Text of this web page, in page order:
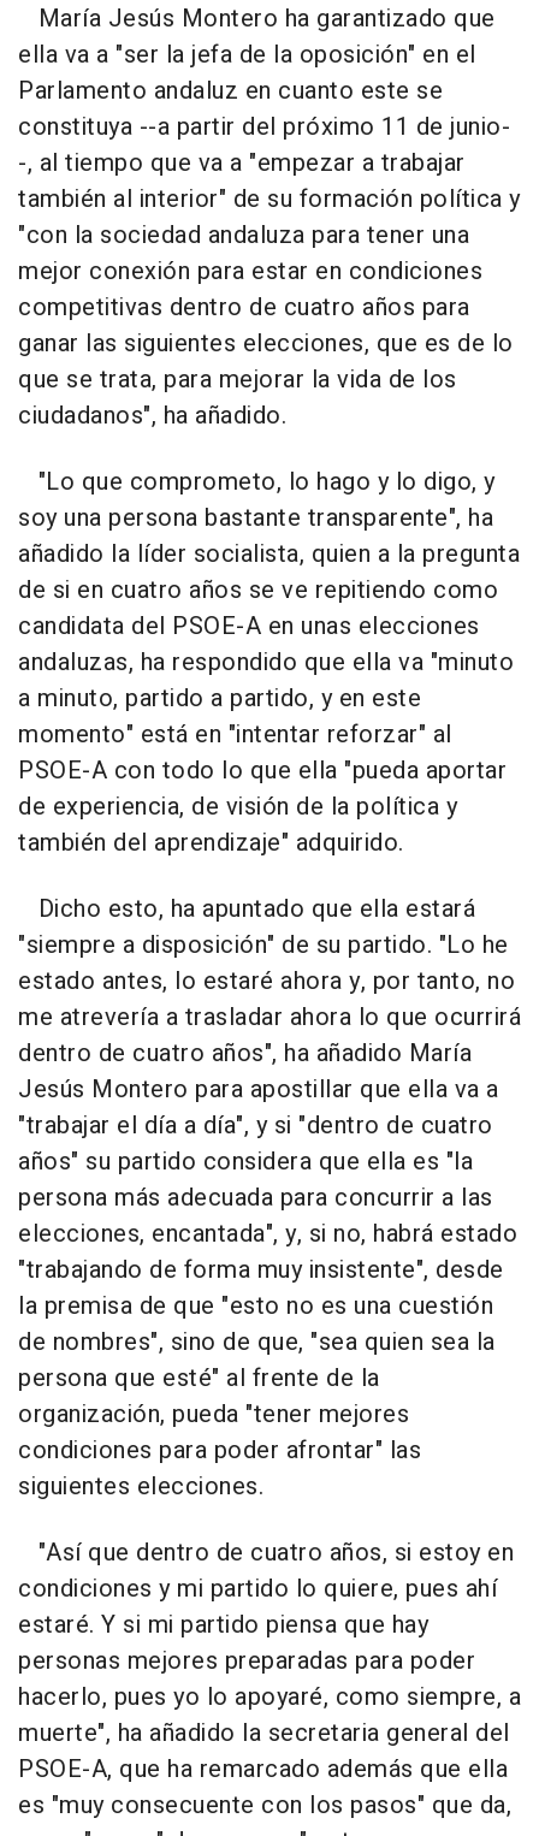
María Jesús Montero ha garantizado que
ella va a "ser la jefa de la oposición" en el
Parlamento andaluz en cuanto este se
constituya --a partir del próximo 11 de junio-
-, al tiempo que va a "empezar a trabajar
también al interior" de su formación política y
"con la sociedad andaluza para tener una
mejor conexión para estar en condiciones
competitivas dentro de cuatro años para
ganar las siguientes elecciones, que es de lo
que se trata, para mejorar la vida de los
ciudadanos", ha añadido.
"Lo que comprometo, lo hago y lo digo, y
soy una persona bastante transparente", ha
añadido la líder socialista, quien a la pregunta
de si en cuatro años se ve repitiendo como
candidata del PSOE-A en unas elecciones
andaluzas, ha respondido que ella va "minuto
a minuto, partido a partido, y en este
momento" está en "intentar reforzar" al
PSOE-A con todo lo que ella "pueda aportar
de experiencia, de visión de la política y
también del aprendizaje" adquirido.
Dicho esto, ha apuntado que ella estará
"siempre a disposición" de su partido. "Lo he
estado antes, lo estaré ahora y, por tanto, no
me atrevería a trasladar ahora lo que ocurrirá
dentro de cuatro años", ha añadido María
Jesús Montero para apostillar que ella va a
"trabajar el día a día", y si "dentro de cuatro
años" su partido considera que ella es "la
persona más adecuada para concurrir a las
elecciones, encantada", y, si no, habrá estado
"trabajando de forma muy insistente", desde
la premisa de que "esto no es una cuestión
de nombres", sino de que, "sea quien sea la
persona que esté" al frente de la
organización, pueda "tener mejores
condiciones para poder afrontar" las
siguientes elecciones.
"Así que dentro de cuatro años, si estoy en
condiciones y mi partido lo quiere, pues ahí
estaré. Y si mi partido piensa que hay
personas mejores preparadas para poder
hacerlo, pues yo lo apoyaré, como siempre, a
muerte", ha añadido la secretaria general del
PSOE-A, que ha remarcado además que ella
es "muy consecuente con los pasos" que da,